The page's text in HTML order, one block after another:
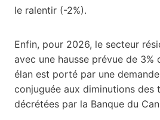
le ralentir (-2%).
Enfin, pour 2026, le secteur
avec une hausse prévue de 3%
élan est porté par une
conjuguée aux diminutions des
décrétées par la Banque du